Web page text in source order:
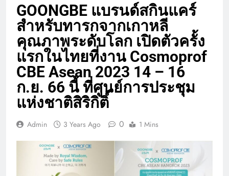
GOONGBE แบรนด์สกินแคร์
สำหรับทารกจากเกาหลี
คุณภาพระดับโลก เปิดตัวครั้ง
แรกในไทยที่งาน Cosmoprof
CBE Asean 2023 14 – 16
ก.ย. 66 นี้ ที่ศูนย์การประชุม
แห่งชาติสิริกิติ์
Admin 3 Years Ago 0 1 Mins